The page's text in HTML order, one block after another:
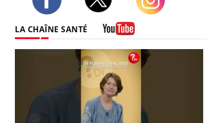
LA CHAÎNE SANTÉ